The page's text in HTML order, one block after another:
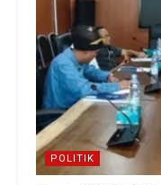
POLITIK